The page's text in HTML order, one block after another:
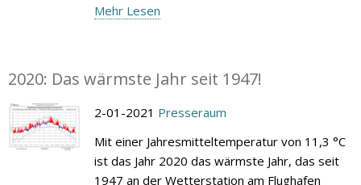
Mehr Lesen
2020: Das wärmste Jahr seit 1947!
2-01-2021 Presseraum
Mit einer Jahresmitteltemperatur von 11,3 °C
ist das Jahr 2020 das wärmste Jahr, das seit
1947 an der Wetterstation am Flughafen